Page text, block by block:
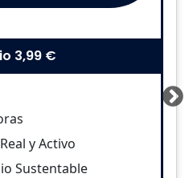
3,99 €
y Activo
Sustentable